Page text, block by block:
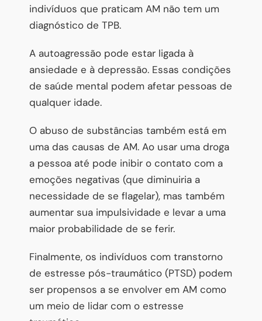
indivíduos que praticam AM não tem um
diagnóstico de TPB.
A autoagressão pode estar ligada à
ansiedade e à depressão. Essas condições
de saúde mental podem afetar pessoas de
qualquer idade.
O abuso de substâncias também está em
uma das causas de AM. Ao usar uma droga
a pessoa até pode inibir o contato com a
emoções negativas (que diminuiria a
necessidade de se flagelar), mas também
aumentar sua impulsividade e levar a uma
maior probabilidade de se ferir.
Finalmente, os indivíduos com transtorno
de estresse pós-traumático (PTSD) podem
ser propensos a se envolver em AM como
um meio de lidar com o estresse